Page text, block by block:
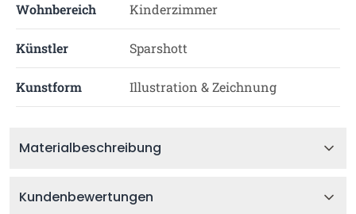
Wohnbereich Kinderzimmer
Künstler Sparshott
Kunstform Illustration & Zeichnung
Materialbeschreibung
Kundenbewertungen